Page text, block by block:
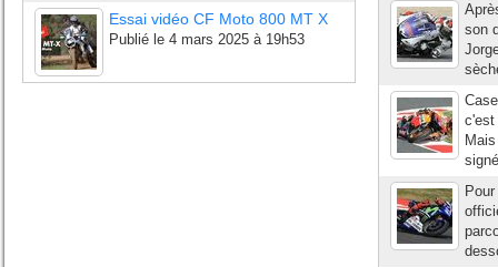
Essai vidéo CF Moto 800 MT X
Publié le 4 mars 2025 à 19h53
son
c'est